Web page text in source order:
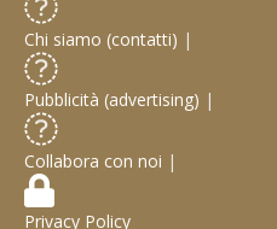
Chi siamo (contatti) |
Pubblicità (advertising) |
Collabora con noi |
Privacy Policy